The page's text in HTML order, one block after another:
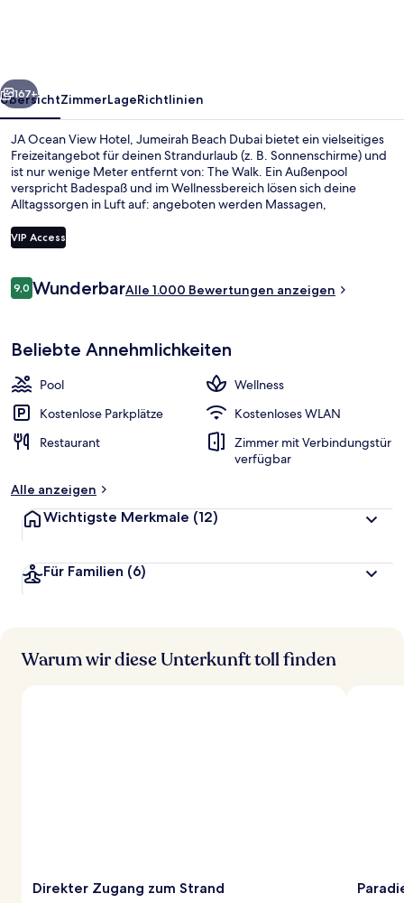
Dubai
Außenpool, geöffnet von 10:00 Uhr
Weiter
167+
ÜbersichtZimmerLageRichtlinien
JA Ocean View Hotel, Jumeirah Beach Dubai bietet ein vielseitiges
Freizeitangebot für deinen Strandurlaub (z. B. Sonnenschirme) und
ist nur wenige Meter entfernt von: The Walk. Ein Außenpool
verspricht Badespaß und im Wellnessbereich lösen sich deine
Alltagssorgen in Luft auf: angeboten werden Massagen,
auf italienische Küche spezialisiert und eines von insgesamt 5
Restaurants und 4 Bars/Lounges. Als weitere Highlights bietet
einen rund um die Uhr geöffneten Fitnessbereich. Anderen
Reisenden gefallen das hilfsbereite Personal und der allgemeine
(Straßenbahnhaltestelle Jumeirah Beach Residence 2) sind es 4
VIP Access
Bewertungen
9,09,0 von 10.
WunderbarAlle 1.000 Bewertungen anzeigen
Beliebte Annehmlichkeiten
Pool
Wellness
Kostenlose Parkplätze
Kostenloses WLAN
Restaurant
Zimmer mit Verbindungstür
verfügbar
Alle anzeigen
Wichtigste Merkmale (12)
Für Familien (6)
Warum wir diese Unterkunft toll finden
Direkter Zugang zum Strand